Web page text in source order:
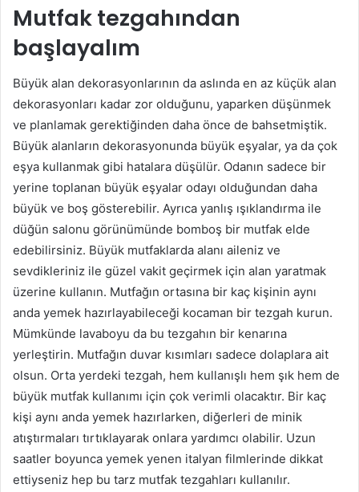
Mutfak tezgahından
başlayalım
Büyük alan dekorasyonlarının da aslında en az küçük alan
dekorasyonları kadar zor olduğunu, yaparken düşünmek
ve planlamak gerektiğinden daha önce de bahsetmiştik.
Büyük alanların dekorasyonunda büyük eşyalar, ya da çok
eşya kullanmak gibi hatalara düşülür. Odanın sadece bir
yerine toplanan büyük eşyalar odayı olduğundan daha
büyük ve boş gösterebilir. Ayrıca yanlış ışıklandırma ile
düğün salonu görünümünde bomboş bir mutfak elde
edebilirsiniz. Büyük mutfaklarda alanı aileniz ve
sevdikleriniz ile güzel vakit geçirmek için alan yaratmak
üzerine kullanın. Mutfağın ortasına bir kaç kişinin aynı
anda yemek hazırlayabileceği kocaman bir tezgah kurun.
Mümkünde lavaboyu da bu tezgahın bir kenarına
yerleştirin. Mutfağın duvar kısımları sadece dolaplara ait
olsun. Orta yerdeki tezgah, hem kullanışlı hem şık hem de
büyük mutfak kullanımı için çok verimli olacaktır. Bir kaç
kişi aynı anda yemek hazırlarken, diğerleri de minik
atıştırmaları tırtıklayarak onlara yardımcı olabilir. Uzun
saatler boyunca yemek yenen italyan filmlerinde dikkat
ettiyseniz hep bu tarz mutfak tezgahları kullanılır.